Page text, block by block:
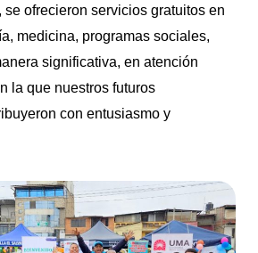
se ofrecieron servicios gratuitos en
medicina, programas sociales,
significativa, en atención
la que nuestros futuros
con entusiasmo y